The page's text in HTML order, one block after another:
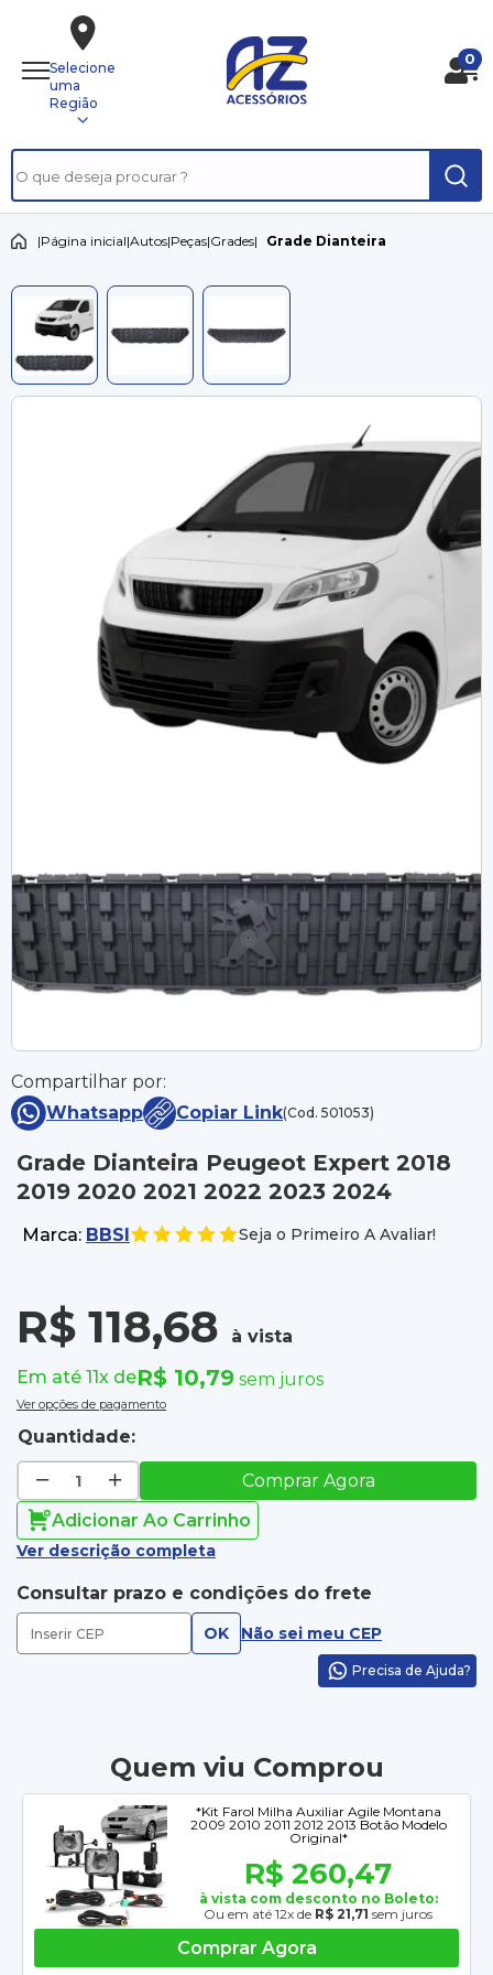
Selecione
uma
Região
0
|Página inicial|Autos|Peças|Grades| Grade Dianteira
Compartilhar por:
Whatsapp
Copiar Link(Cod. 501053)
Grade Dianteira Peugeot Expert 2018
2019 2020 2021 2022 2023 2024
Marca: BBSI Seja o Primeiro A Avaliar!
R$ 118,68
à vista
Em até 11x deR$ 10,79 sem juros
Ver opções de pagamento
Quantidade:
Comprar Agora
Adicionar Ao Carrinho
Ver descrição completa
Consultar prazo e condições do frete
OK Não sei meu CEP
Precisa de Ajuda?
Quem viu Comprou
*Kit Farol Milha Auxiliar Agile Montana
2009 2010 2011 2012 2013 Botão Modelo
Original*
R$ 260,47
à vista com desconto no Boleto:
Ou em até 12x de R$ 21,71 sem juros
Comprar Agora